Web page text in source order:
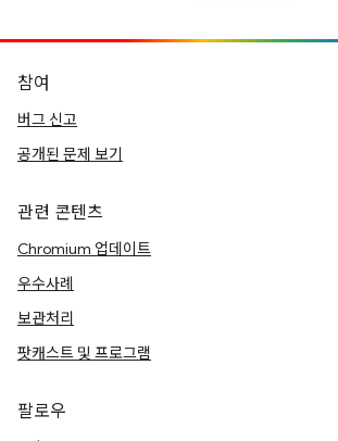
참여
버그 신고
공개된 문제 보기
관련 콘텐츠
Chromium 업데이트
우수사례
보관처리
팟캐스트 및 프로그램
팔로우